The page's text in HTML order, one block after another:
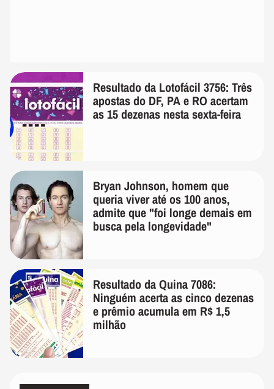
Resultado da Lotofácil 3756: Três
apostas do DF, PA e RO acertam
as 15 dezenas nesta sexta-feira
Bryan Johnson, homem que
queria viver até os 100 anos,
admite que "foi longe demais em
busca pela longevidade"
Resultado da Quina 7086:
Ninguém acerta as cinco dezenas
e prêmio acumula em R$ 1,5
milhão